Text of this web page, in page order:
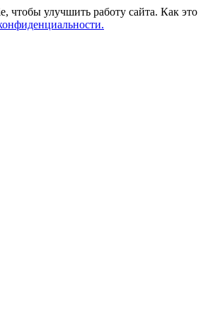
чтобы улучшить работу сайта. Как это